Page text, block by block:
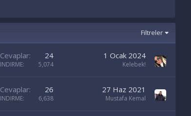
Filtreler
Cevaplar 24
INDIRME 5,074
1 Ocak 2024
Kelebek!
Cevaplar 26
INDIRME 6,638
27 Haz 2021
Mustafa Kemal